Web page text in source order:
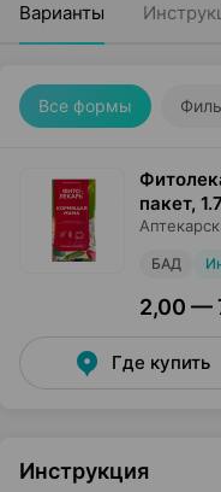
Варианты
Все формы
пакет,
БАД
2,00 —
Где купить
Инструкция